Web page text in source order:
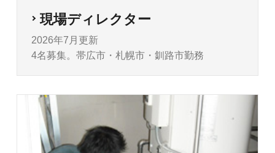
現場ディレクター
2026年7月更新
4名募集。帯広市・札幌市・釧路市勤務